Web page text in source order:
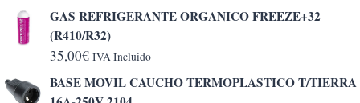
de
desde
5,20€
hasta
GAS REFRIGERANTE ORGANICO FREEZE+32
(R410/R32)
35,00€ IVA Incluido
BASE MOVIL CAUCHO TERMOPLASTICO T/TIERRA